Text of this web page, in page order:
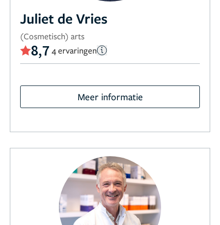
Juliet de Vries
(Cosmetisch) arts
8,7 4 ervaringen
Meer informatie